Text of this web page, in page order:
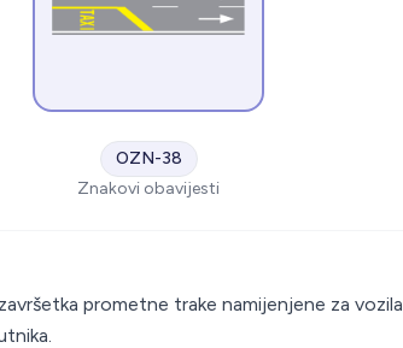
OZN-38
Znakovi obavijesti
prometne trake namijenjene za vozila